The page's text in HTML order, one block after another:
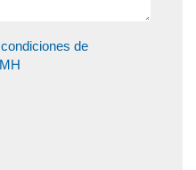
condiciones de